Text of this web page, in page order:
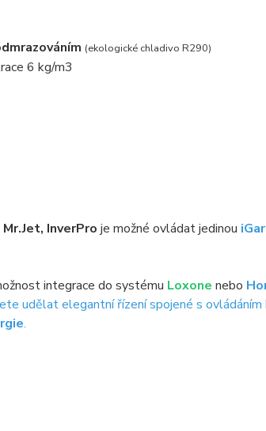
(ekologické chladivo R290)
6 kg/m3
InverPro je možné ovládat jedinou
integrace do systému Loxone nebo
udělat elegantní řízení spojené s ovládáním
.